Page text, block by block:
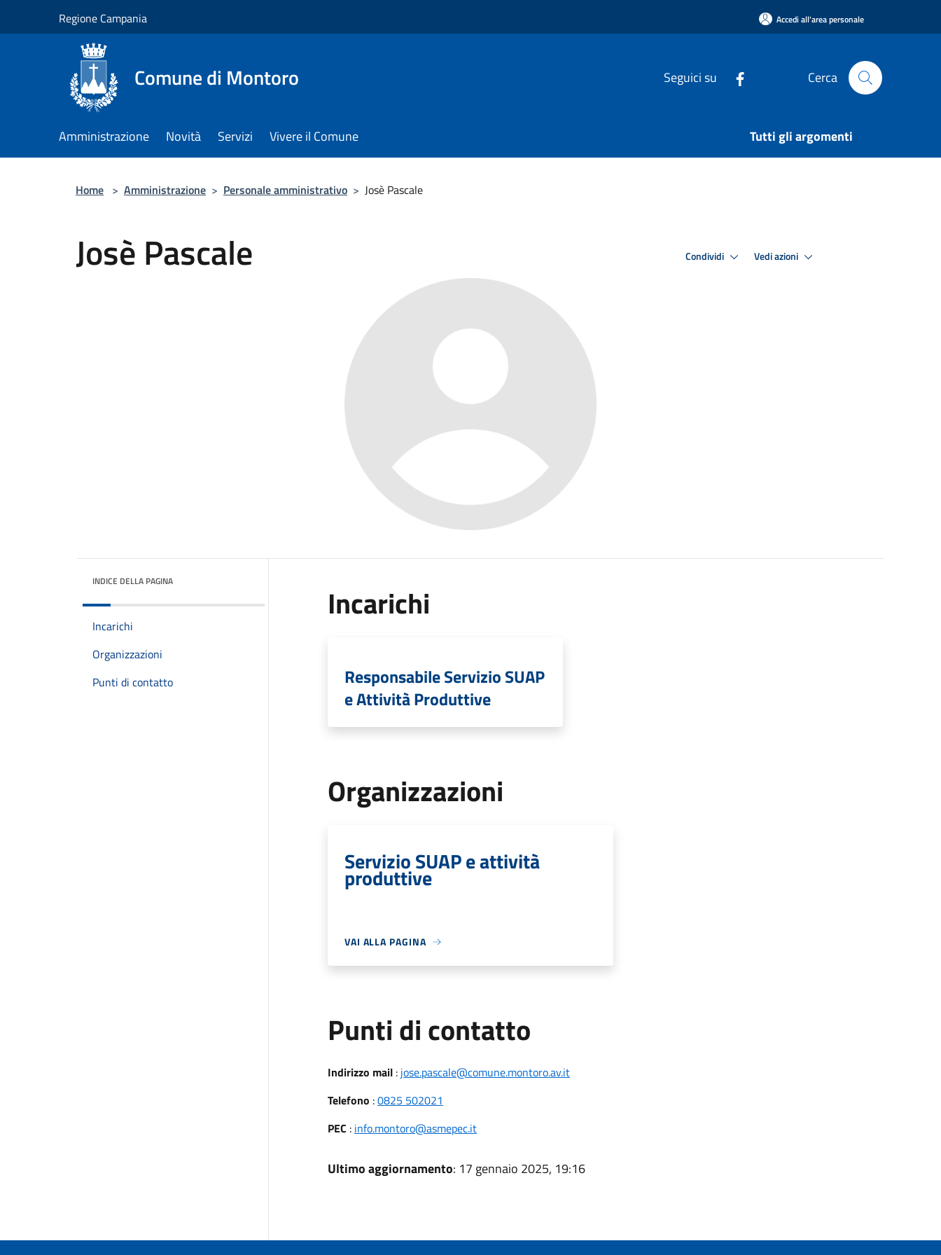
Regione Campania Accedi all'area personale
Comune di Montoro Seguici su Cerca
Amministrazione Novità Servizi Vivere il Comune Tutti gli argomenti
Home > Amministrazione > Personale amministrativo > Josè Pascale
Josè Pascale Condividi Vedi azioni
INDICE DELLA PAGINA
Incarichi
Organizzazioni
Punti di contatto
Incarichi
Responsabile Servizio SUAP
e Attività Produttive
Organizzazioni
Servizio SUAP e attività
produttive
VAI ALLA PAGINA
Punti di contatto
Indirizzo mail: jose.pascale@comune.montoro.av.it
Telefono :0825 502021
PEC : info.montoro@asmepec.it
Ultimo aggiornamento: 17 gennaio 2025, 19:16